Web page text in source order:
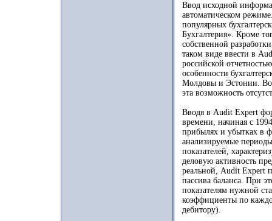
Ввод исходной
автоматическом
популярных
Бухгалтерия». Кроме
собственной
таком виде ввести в
российской
особенности
Молдовы и Эстонии. Во
эта возможность
Вводя в Audit Expert
времени, начиная с
прибылях и убытках в
анализируемые
показателей,
деловую активность
реальной, Audit Expert
пассива баланса. При
показателям нужной
коэффициенты по
дебитору).